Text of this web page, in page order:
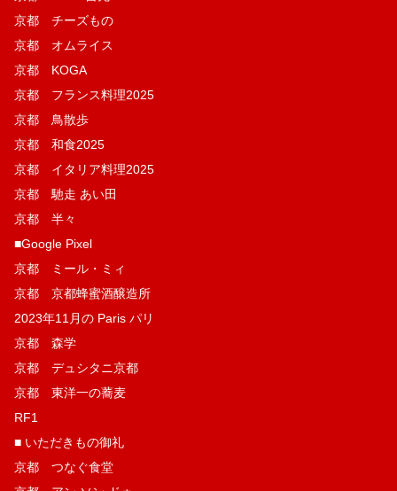
京都 チーズもの
京都 オムライス
京都 KOGA
京都 フランス料理2025
京都 鳥散歩
京都 和食2025
京都 イタリア料理2025
京都 馳走 あい田
京都 半々
■Google Pixel
京都 ミール・ミィ
京都 京都蜂蜜酒醸造所
2023年11月の Paris パリ
京都 森学
京都 デュシタニ京都
京都 東洋一の蕎麦
RF1
■ いただきもの御礼
京都 つなぐ食堂